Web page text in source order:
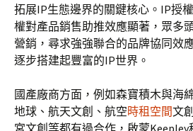
拓展IP生態邊界的關鍵核心。IP授
權對產品銷售助推效應顯著，眾多
營銷，尋求強強聯合的品牌協同效
逐步搭建起豐富的IP世界。
國產廠商方面，例如森寶積木與海
地球、航天文創、航空時租空間文
宮文創等都有過合作，啟蒙